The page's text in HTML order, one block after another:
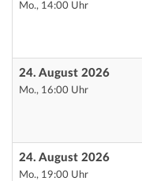
Mo., 14:00 Uhr
24. August 2026
Mo., 16:00 Uhr
24. August 2026
Mo., 19:00 Uhr